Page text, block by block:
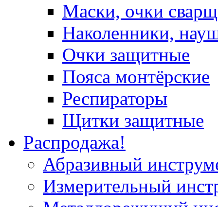
Маски, очки
Наколенники,
Очки защитные
Пояса монтёрские
Респираторы
Щитки защитные
Распродажа!
Абразивный
Измерительный